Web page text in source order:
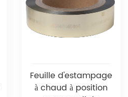
Feuille d'estampage
à chaud à position